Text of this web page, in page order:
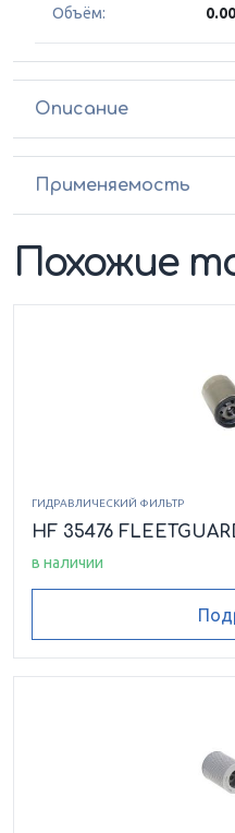
Объём:
Описание
Применяемость
Похожие
ГИДРАВЛИЧЕСКИЙ ФИЛЬТР
HF 35476
в наличии